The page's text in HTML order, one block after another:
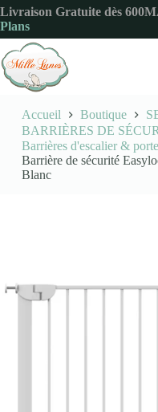
Passer
au
contenu
Livraison Gratuite dès
Plans
Accueil Boutique
BARRIÈRES DE
Barrières d'escalier & porte
Barrière de sécurité
Blanc